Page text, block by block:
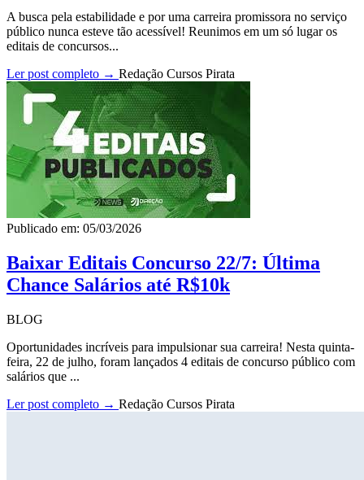
A busca pela estabilidade e por uma carreira promissora no serviço
público nunca esteve tão acessível! Reunimos em um só lugar os
editais de concursos...
Ler post completo → Redação Cursos Pirata
Publicado em: 05/03/2026
Baixar Editais Concurso 22/7: Última
Chance Salários até R$10k
BLOG
Oportunidades incríveis para impulsionar sua carreira! Nesta quinta-
feira, 22 de julho, foram lançados 4 editais de concurso público com
salários que ...
Ler post completo → Redação Cursos Pirata